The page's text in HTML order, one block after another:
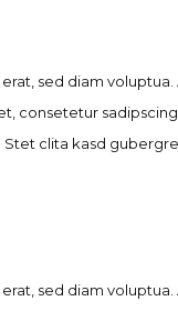
sed diam
consetetur
clita kasd
sed diam